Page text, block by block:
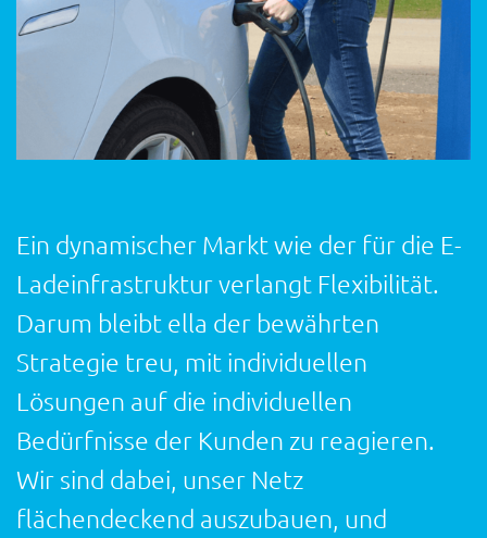
Ein dynamischer Markt wie der für die E-
Ladeinfrastruktur verlangt Flexibilität.
Darum bleibt ella der bewährten
Strategie treu, mit individuellen
Lösungen auf die individuellen
Bedürfnisse der Kunden zu reagieren.
Wir sind dabei, unser Netz
flächendeckend auszubauen, und